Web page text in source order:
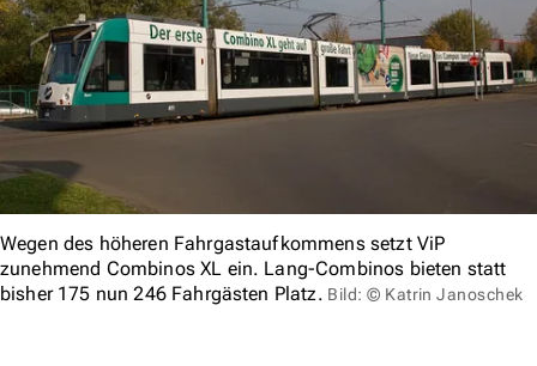
Wegen des höheren Fahrgastaufkommens setzt ViP
zunehmend Combinos XL ein. Lang-Combinos bieten statt
bisher 175 nun 246 Fahrgästen Platz. Bild: © Katrin Janoschek